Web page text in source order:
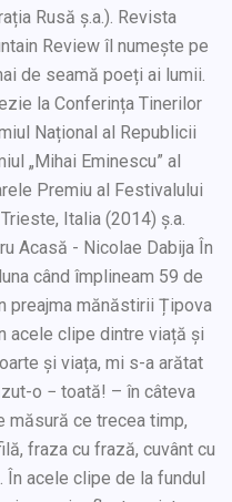
Rusă ș.a.). Revista
Review îl numește pe
de seamă poeți ai lumii.
la Conferința Tinerilor
Național al Republicii
„Mihai Eminescu” al
Premiu al Festivalului
Italia (2014) ș.a.
Acasă - Nicolae Dabija În
când împlineam 59 de
preajma mănăstirii Țipova
acele clipe dintre viață și
și viața, mi s-a arătat
o − toată! – în câteva
măsură ce trecea timp,
fraza cu frază, cuvânt cu
În acele clipe de la fundul